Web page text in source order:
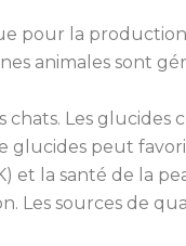
pour la
animales sont
Les
glucides peut
et la santé de la
Les sources de